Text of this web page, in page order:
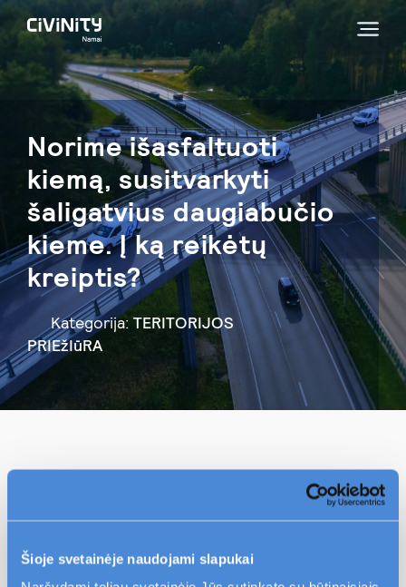
Šioje svetainėje naudojami slapukai
Norime išasfaltuoti
kiemą, susitvarkyti
šaligatvius daugiabučio
kieme. Į ką reikėtų
kreiptis?
Kategorija:TERITORIJOS
PRIEžIūRA
Namo administratorius yra atsakingas už
daugiabučio namo priežiūrą, jo bendruosius
inžinerinius tinklus ir teritorijos aplink namą
tvarkymą. Už kiemo asfaltavimą, šaligatvių